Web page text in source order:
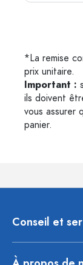
*La remise
prix unitaire.
Important :
ils doivent
vous assurer
panier.
Conseil et